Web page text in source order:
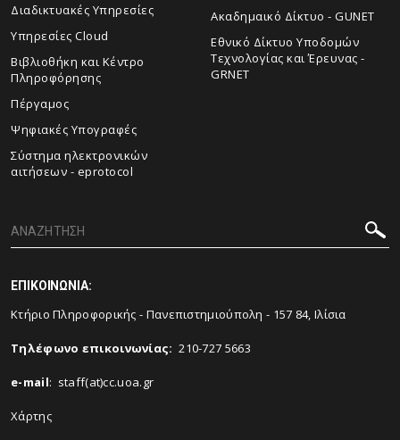
Διαδικτυακές Υπηρεσίες
Υπηρεσίες Cloud
Βιβλιοθήκη και Κέντρο
Πληροφόρησης
Πέργαμος
Ψηφιακές Υπογραφές
Σύστημα ηλεκτρονικών
αιτήσεων - eprotocol
Ακαδημαικό Δίκτυο - GUNET
Εθνικό Δίκτυο Υποδομών
Τεχνολογίας και Έρευνας -
GRNET
ΕΠΙΚΟΙΝΩΝΙΑ:
Κτήριο Πληροφορικής - Πανεπιστημιούπολη - 157 84, Ιλίσια
Tηλέφωνο επικοινωνίας: 210-727 5663
e-mail: staff(at)cc.uoa.gr
Χάρτης